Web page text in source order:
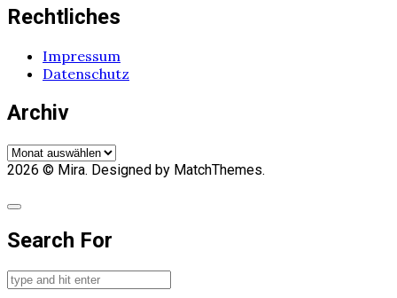
Rechtliches
Impressum
Datenschutz
Archiv
Archiv
2026 © Mira. Designed by MatchThemes.
Search For